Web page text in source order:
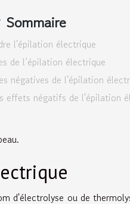
Sommaire
l'épilation électrique
de l’épilation électrique
négatives de l'épilation
effets négatifs de l'épilation
d'électrolyse ou de